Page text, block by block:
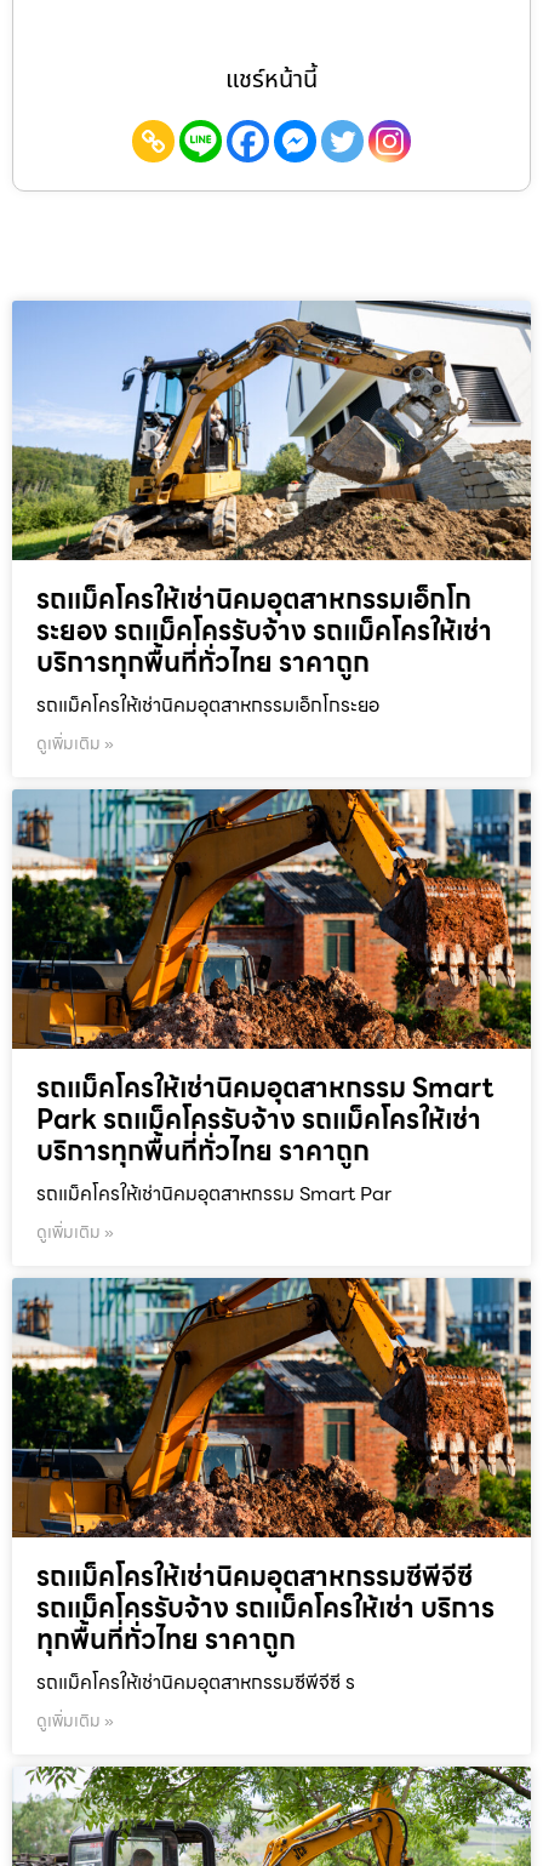
แชร์หน้านี้
รถแม็คโครให้เช่านิคมอุตสาหกรรมเอ็กโก
ระยอง รถแม็คโครรับจ้าง รถแม็คโครให้เช่า
บริการทุกพื้นที่ทั่วไทย ราคาถูก
รถแม็คโครให้เช่านิคมอุตสาหกรรมเอ็กโกระยอ
ดูเพิ่มเติม »
รถแม็คโครให้เช่านิคมอุตสาหกรรม Smart
Park รถแม็คโครรับจ้าง รถแม็คโครให้เช่า
บริการทุกพื้นที่ทั่วไทย ราคาถูก
รถแม็คโครให้เช่านิคมอุตสาหกรรม Smart Par
ดูเพิ่มเติม »
รถแม็คโครให้เช่านิคมอุตสาหกรรมซีพีจีซี
รถแม็คโครรับจ้าง รถแม็คโครให้เช่า บริการ
ทุกพื้นที่ทั่วไทย ราคาถูก
รถแม็คโครให้เช่านิคมอุตสาหกรรมซีพีจีซี ร
ดูเพิ่มเติม »